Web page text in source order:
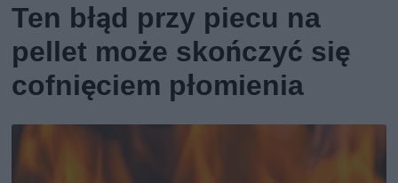
Ten błąd przy piecu na
pellet może skończyć się
cofnięciem płomienia